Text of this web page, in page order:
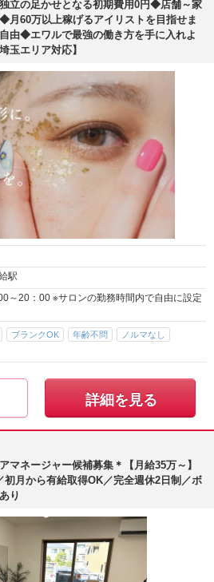
立の足かせとなる初期費用0円◆店舗～家
月60万以上稼げるアイリストを目指せま
由◆エワルで最強の働き方を手に入れよ
玉エリア対応】
駅
～20：00 ※サロンの勤務時間内で自由に設定
ブランクOK 年齢不問
ノルマなし
詳細を見る
マネージャー候補募集＊【月給35万～】
月から有給取得OK／完全週休2日制／ボ
り